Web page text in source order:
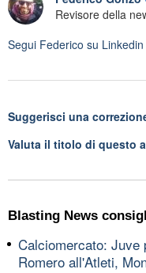
Revisore della
Segui Federico su Linkedin
Suggerisci una
Valuta il titolo di questo
Blasting News
Calciomercato: Juve
Romero all'Atleti,